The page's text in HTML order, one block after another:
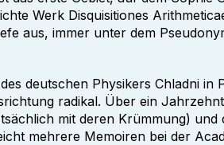
Werk Disquisitiones
aus, immer unter dem
deutschen Physikers Chladni
radikal. Über ein
mit deren Krümmung)
mehrere Memoiren bei der